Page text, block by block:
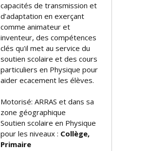
capacités de transmission et
d’adaptation en exerçant
comme animateur et
inventeur, des compétences
clés qu'il met au service du
soutien scolaire et des cours
particuliers en Physique pour
aider efficacement les élèves.
Motorisé: ARRAS et dans sa
zone géographique
Soutien scolaire en Physique
pour les niveaux : Collège,
Primaire